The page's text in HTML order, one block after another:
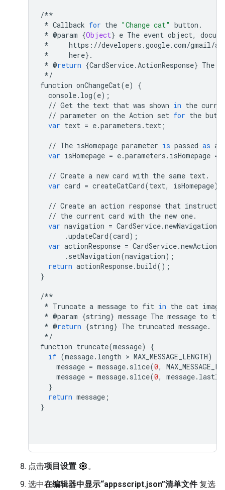
/**
* Callback for the "Change cat" button .
* @param {Object} e The event object,
*
https : //developers .google.com/gmail/
*
here} .
* @return {CardService.ActionResponse} The
*/
function onChangeCat(e)
{
console. log(e);
// Get the text that was shown in the
// parameter on the Action set for the
var text = e.parameters . text ;
// The isHomepage parameter is passed as a
var isHomepage = e.parameters . isHomepage
// Create a new card with the same text.
var card = createCatCard(text, isHomepage);
// Create an action response that instructs
// the current card with the new one.
var navigation = CardService.newNavigation
.updateCard(card);
var actionResponse = CardService.
. setNavigation(navigation);
return actionResponse.build();
}
/**
* Truncate a message to fit in the cat image
* @param {string} message The message to
* @return {string} The truncated message.
*/
function truncate(message)
{
if (message. length > MAX_MESSAGE_LENGTH)
message = message. slice(0,
message = message. slice(0, message.
}
return message ;
}
点击项目设置
。
选中在编辑器中显示“appsscript.json”清单文件复选